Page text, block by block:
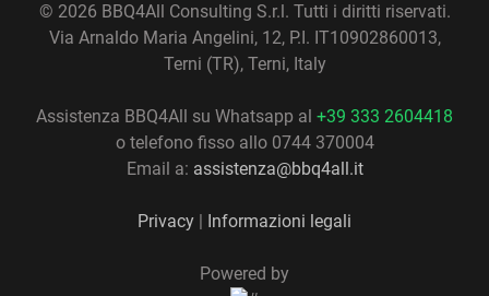
© 2026 BBQ4All Consulting S.r.l. Tutti i diritti riservati.
Via Arnaldo Maria Angelini, 12, P.I. IT10902860013,
Terni (TR), Terni, Italy
Assistenza BBQ4All su Whatsapp al +39 333 2604418
o telefono fisso allo 0744 370004
Email a: assistenza@bbq4all.it
Privacy Informazioni legali
Powered by